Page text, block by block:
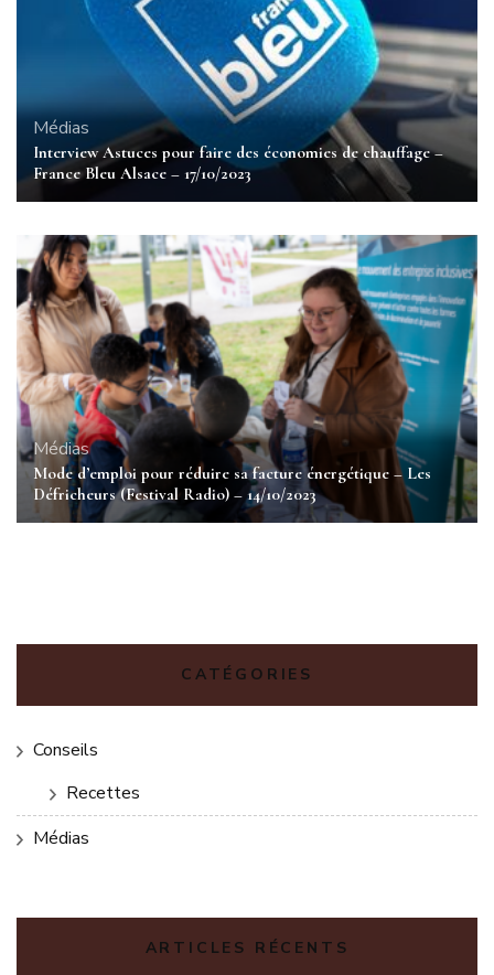
Médias
Interview Astuces pour faire des économies de chauffage –
France Bleu Alsace – 17/10/2023
Médias
Mode d’emploi pour réduire sa facture énergétique – Les
Défricheurs (Festival Radio) – 14/10/2023
CATÉGORIES
Conseils
Recettes
Médias
ARTICLES RÉCENTS